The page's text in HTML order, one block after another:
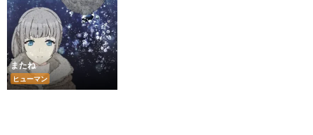
またね
ヒューマン